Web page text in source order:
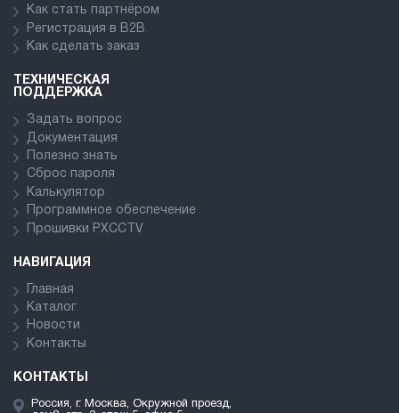
Как стать партнёром
Регистрация в В2В
Как сделать заказ
ТЕХНИЧЕСКАЯ
ПОДДЕРЖКА
Задать вопрос
Документация
Полезно знать
Сброс пароля
Калькулятор
Программное обеспечение
Прошивки PXCCTV
НАВИГАЦИЯ
Главная
Каталог
Новости
Контакты
КОНТАКТЫ
Россия, г. Москва, Окружной проезд,